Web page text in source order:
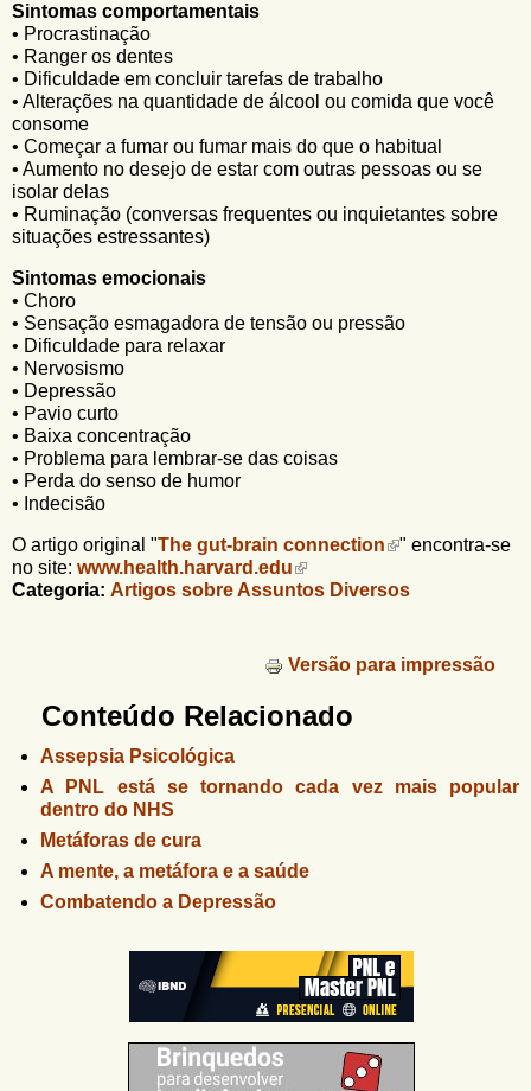
Sintomas comportamentais
• Procrastinação
• Ranger os dentes
• Dificuldade em concluir tarefas de trabalho
• Alterações na quantidade de álcool ou comida que você
consome
• Começar a fumar ou fumar mais do que o habitual
• Aumento no desejo de estar com outras pessoas ou se
isolar delas
• Ruminação (conversas frequentes ou inquietantes sobre
situações estressantes)
Sintomas emocionais
• Choro
• Sensação esmagadora de tensão ou pressão
• Dificuldade para relaxar
• Nervosismo
• Depressão
• Pavio curto
• Baixa concentração
• Problema para lembrar-se das coisas
• Perda do senso de humor
• Indecisão
O artigo original "The gut-brain connection
" encontra-se
no site: www.health.harvard.edu
Categoria: Artigos sobre Assuntos Diversos
Versão para impressão
Conteúdo Relacionado
Assepsia Psicológica
A PNL está se tornando cada vez mais popular
dentro do NHS
Metáforas de cura
A mente, a metáfora e a saúde
Combatendo a Depressão